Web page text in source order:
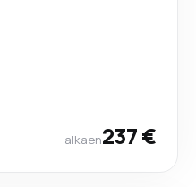
alkaen237 €